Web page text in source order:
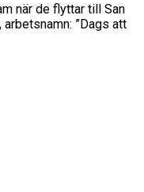
när de flyttar till San
”Dags att